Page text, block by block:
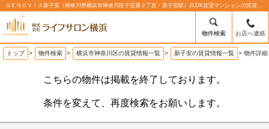
ＧＥＮＯＶＩＡ新子安（神奈川県横浜市神奈川区子安通２丁目・新子安駅）2LDK賃貸マンションの賃貸物件情報%% | 株式会社ライフサロン横浜
物件検索 お店へ連絡
トップ > 物件検索 > 横浜市神奈川区の賃貸情報一覧 > 新子安の賃貸情報一覧 > 物件詳細
こちらの物件は掲載を終了しております。
条件を変えて、再度検索をお願いします。